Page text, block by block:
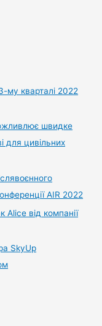
му кварталі 2022
швидке
для цивільних
AIR 2022
Alice від компанії
SkyUp